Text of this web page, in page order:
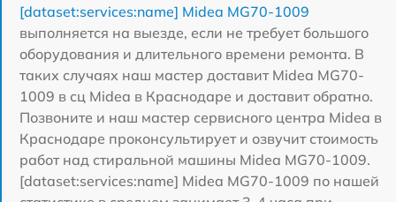
[dataset:services:name] Midea MG70-1009
выполняется на выезде, если не требует большого
оборудования и длительного времени ремонта. В
таких случаях наш мастер доставит Midea MG70-
1009 в сц Midea в Краснодаре и доставит обратно.
Позвоните и наш мастер сервисного центра Midea в
Краснодаре проконсультирует и озвучит стоимость
работ над стиральной машины Midea MG70-1009.
[dataset:services:name] Midea MG70-1009 по нашей